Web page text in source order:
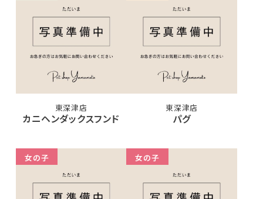
東深津店
カニヘンダックスフンド
東深津店
パグ
女の子 女の子